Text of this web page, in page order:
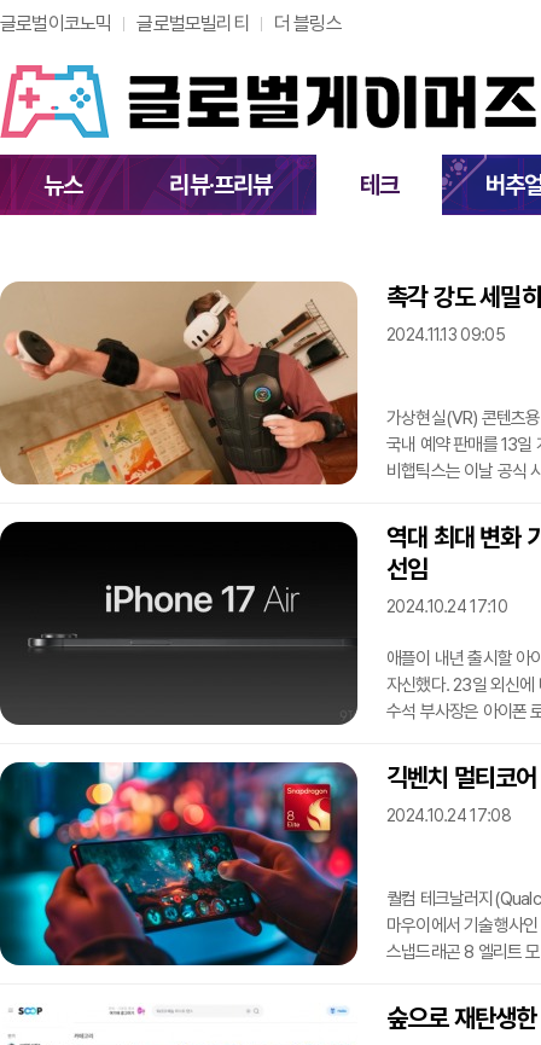
글로벌이코노믹 글로벌모빌리티 더 블링스
뉴스 리뷰·프리뷰 테크 버추
촉각 강도 세밀
2024.11.13 09:05
가상현실(VR) 콘텐츠
국내 예약 판매를 13일
비햅틱스는 이날 공식
배송에 나선다는 방침
세밀하게 조절하는 '
착용감을 보장한다. 원
쉽게 착용자 상태를 파
역대 최대 변화
선임
2024.10.24 17:10
애플이 내년 출시할 아
자신했다. 23일 외신
수석 부사장은 아이폰
3명의 임원을 부사장
애플을 떠나자 터너
단행한 것이다. 먼저,
긱벤치 멀티코
2024.10.24 17:08
퀄컴 테크날러지
마우이에서 기술행사
스냅드래곤 8 엘리트
이름을 사용한다. 스
CPU(Qualcomm
숲으로 재탄생